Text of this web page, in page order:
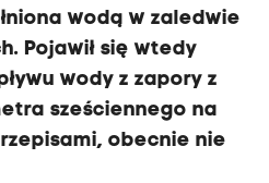
wodą w zaledwie
Pojawił się wtedy
wody z zapory z
sześciennego na
obecnie nie